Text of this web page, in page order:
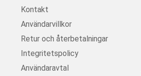
Kontakt
Användarvillkor
Retur och återbetalningar
Integritetspolicy
Användaravtal